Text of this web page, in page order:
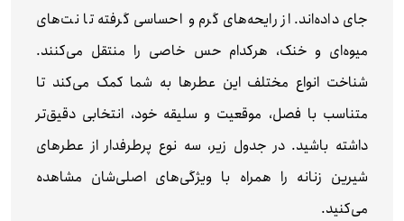
جای داده‌اند. از رایحه‌های گرم و احساسی گرفته تا نت‌های
میوه‌ای و خنک، هرکدام حس خاصی را منتقل می‌کنند.
شناخت انواع مختلف این عطرها به شما کمک می‌کند تا
متناسب با فصل، موقعیت و سلیقه خود، انتخابی دقیق‌تر
داشته باشید. در جدول زیر، سه نوع پرطرفدار از عطرهای
شیرین زنانه را همراه با ویژگی‌های اصلی‌شان مشاهده
می‌کنید.